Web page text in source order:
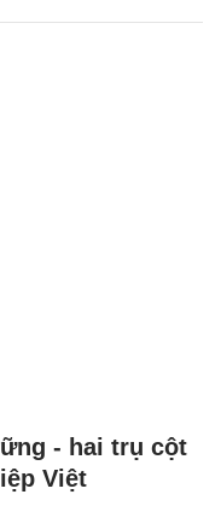
- hai trụ cột
Việt